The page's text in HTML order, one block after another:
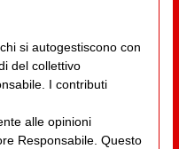
si autogestiscono con
del collettivo
I contributi
alle opinioni
Responsabile. Questo